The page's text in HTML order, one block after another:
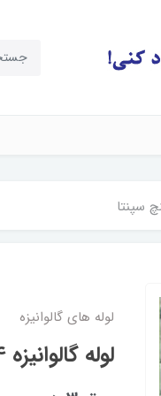
لوله های گالوانیزه
لوله گالوانیزه 4 اینچ سپنتا